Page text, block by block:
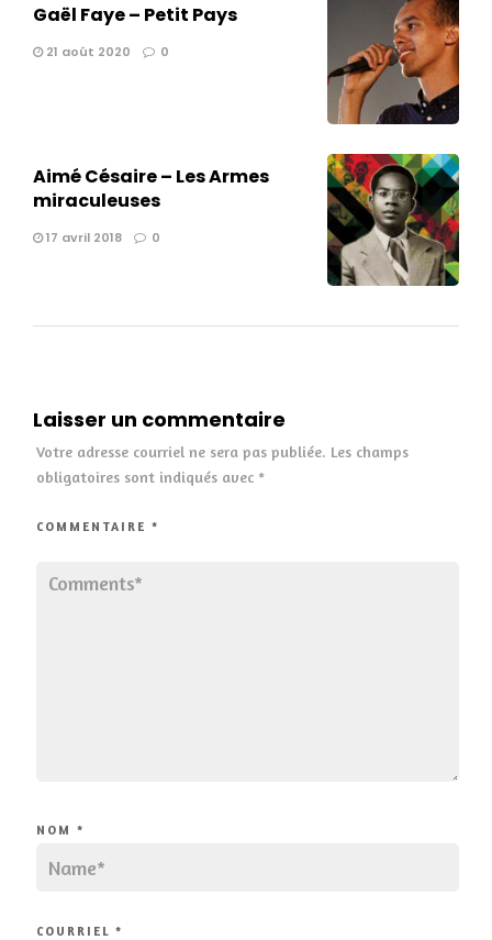
Gaël Faye – Petit Pays
21 août 2020 0
Aimé Césaire – Les Armes
miraculeuses
17 avril 2018 0
Laisser un commentaire
Votre adresse courriel ne sera pas publiée. Les champs
obligatoires sont indiqués avec *
COMMENTAIRE *
NOM *
COURRIEL *